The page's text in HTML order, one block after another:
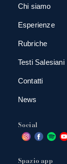
Chi siamo
Esperienze
Rubriche
Testi Salesiani
Contatti
News
Social
Spazio app